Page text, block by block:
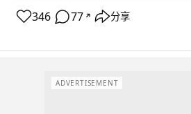
346 77 ↗ 分享
ADVERTISEMENT